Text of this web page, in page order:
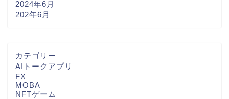
2024年6月
202年6月
カテゴリー
AIトークアプリ
FX
MOBA
NFTゲーム